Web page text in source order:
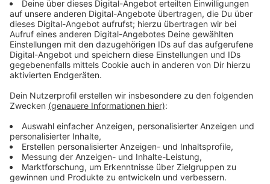
Immer auf dem Laufenden
bleiben!
Verpass' nichts mehr - mit unserem kostenlosen
ANTENNE BAYERN Newsletter. Ob Nachrichten,
Lifestyle oder unsere neuesten Aktionen - wir
informieren dich.
Zum Newsletter anmelden